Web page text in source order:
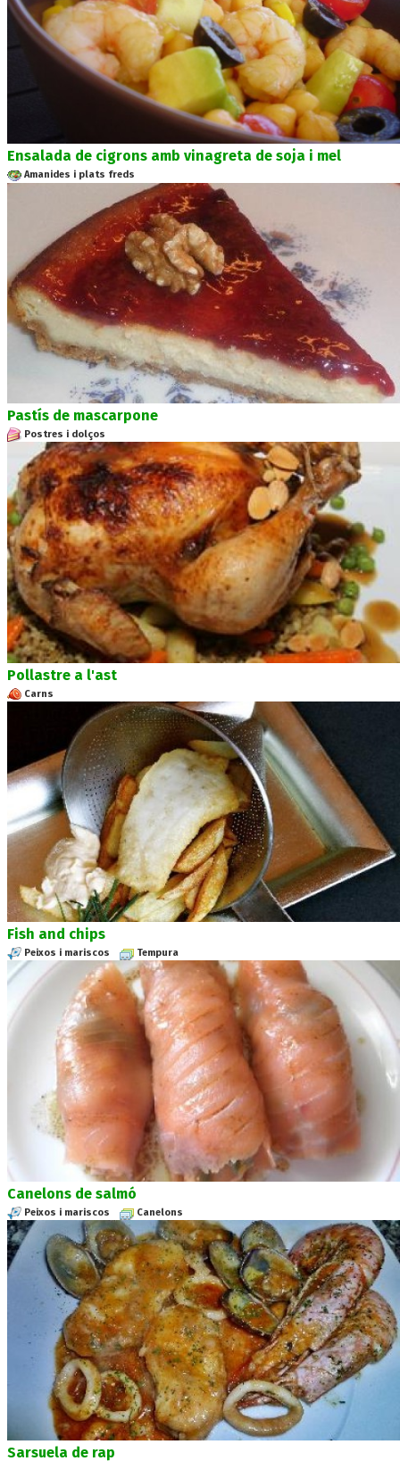
Ensalada de cigrons amb vinagreta de soja i mel
Amanides i plats freds
Pastís de mascarpone
Postres i dolços
Pollastre a l'ast
Carns
Fish and chips
Peixos i mariscos Tempura
Canelons de salmó
Peixos i mariscos Canelons
Sarsuela de rap